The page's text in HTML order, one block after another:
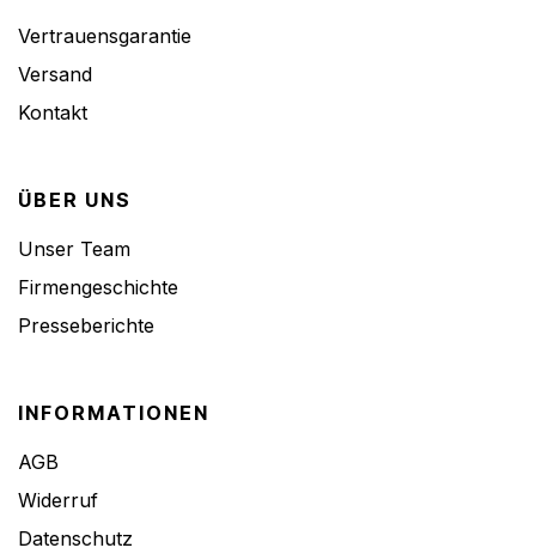
Vertrauensgarantie
Versand
Kontakt
ÜBER UNS
Unser Team
Firmengeschichte
Presseberichte
INFORMATIONEN
AGB
Widerruf
Datenschutz